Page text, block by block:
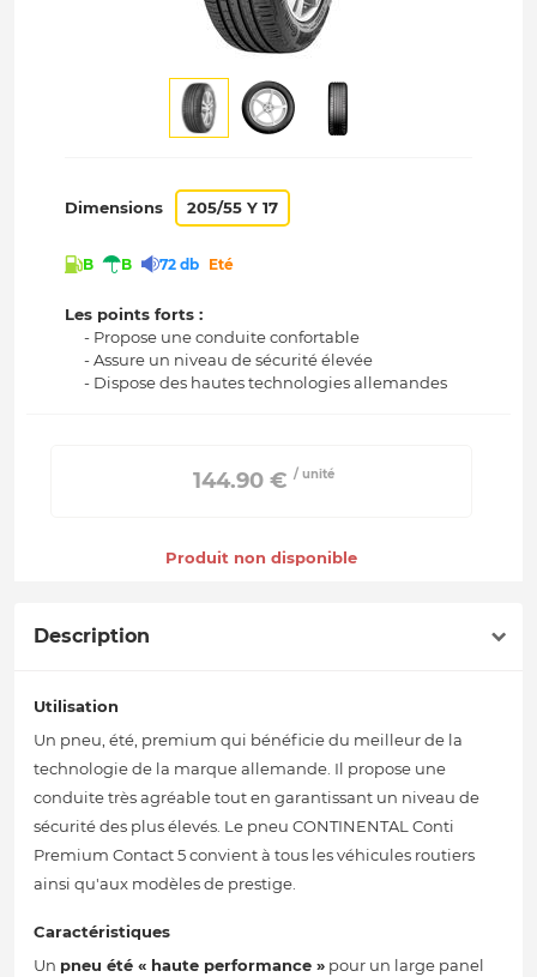
Dimensions 205/55 Y 17
B B 72 db Eté
Les points forts :
- Propose une conduite confortable
- Assure un niveau de sécurité élevée
- Dispose des hautes technologies allemandes
144.90 € / unité
Produit non disponible
Description
Utilisation
Un pneu, été, premium qui bénéficie du meilleur de la
technologie de la marque allemande. Il propose une
conduite très agréable tout en garantissant un niveau de
sécurité des plus élevés. Le pneu CONTINENTAL Conti
Premium Contact 5 convient à tous les véhicules routiers
ainsi qu'aux modèles de prestige.
Caractéristiques
Un pneu été « haute performance » pour un large panel